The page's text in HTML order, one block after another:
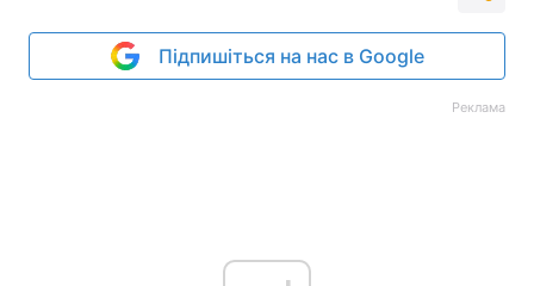
Підпишіться на нас в Google
Реклама